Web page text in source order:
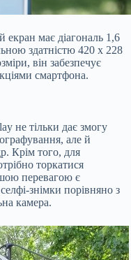
має діагональ 1,6
здатністю 420 x 228
він забезпечує
смартфона.
не тільки дає змогу
але й
Крім того, для
торкатися
перевагою є
знімки порівняно з
камера.